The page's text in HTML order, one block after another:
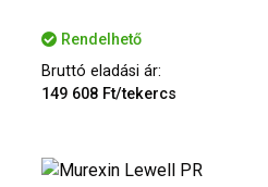
Rendelhető
Bruttó eladási ár:
149 608 Ft/tekercs